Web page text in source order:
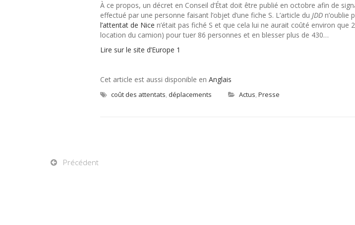
À ce propos, un décret en Conseil d’État doit être publié en octobre afin de
effectué par une personne faisant l’objet d’une fiche S. L’article du JDD n’oublie
l’attentat de Nice n’était pas fiché S et que cela lui ne aurait coûté environ que
location du camion) pour tuer 86 personnes et en blesser plus de 430…
Lire sur le site d’Europe 1
Cet article est aussi disponible en Anglais
coût des attentats, déplacements Actus, Presse
Précédent